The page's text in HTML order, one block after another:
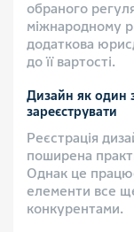
обраного
міжнародному
додаткова
до її вартості.
Дизайн як один
зареєструвати
Реєстрація
поширена
Однак це
елементи все
конкурентами.